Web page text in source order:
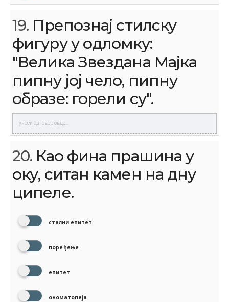
19. Препознај стилску
фигуру у одломку:
"Велика Звездана Мајка
пипну јој чело, пипну
образе: горели су".
20. Као фина прашина у
оку, ситан камен на дну
ципеле.
стални епитет
поређење
епитет
ономатопеја